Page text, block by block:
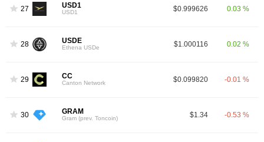
27 USD1
USD1 $0.999626 0.03 %
28 USDE
Ethena USDe $1.000116 0.02 %
29 CC
Canton Network $0.099820 -0.01 %
30 GRAM
Gram (prev. Toncoin) $1.34 -0.53 %